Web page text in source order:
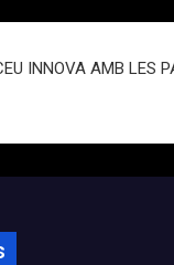
INNOVA AMB LES